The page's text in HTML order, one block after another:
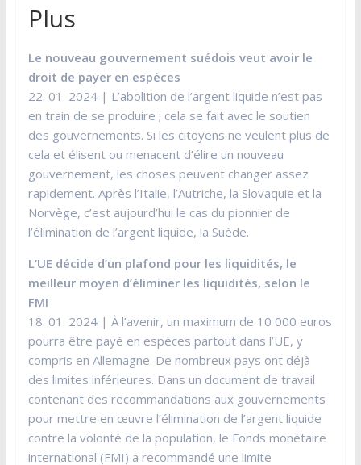
Plus
Le nouveau gouvernement suédois veut avoir le
droit de payer en espèces
22. 01. 2024 | L’abolition de l’argent liquide n’est pas
en train de se produire ; cela se fait avec le soutien
des gouvernements. Si les citoyens ne veulent plus de
cela et élisent ou menacent d’élire un nouveau
gouvernement, les choses peuvent changer assez
rapidement. Après l’Italie, l’Autriche, la Slovaquie et la
Norvège, c’est aujourd’hui le cas du pionnier de
l’élimination de l’argent liquide, la Suède.
L’UE décide d’un plafond pour les liquidités, le
meilleur moyen d’éliminer les liquidités, selon le
FMI
18. 01. 2024 | À l’avenir, un maximum de 10 000 euros
pourra être payé en espèces partout dans l’UE, y
compris en Allemagne. De nombreux pays ont déjà
des limites inférieures. Dans un document de travail
contenant des recommandations aux gouvernements
pour mettre en œuvre l’élimination de l’argent liquide
contre la volonté de la population, le Fonds monétaire
international (FMI) a recommandé une limite